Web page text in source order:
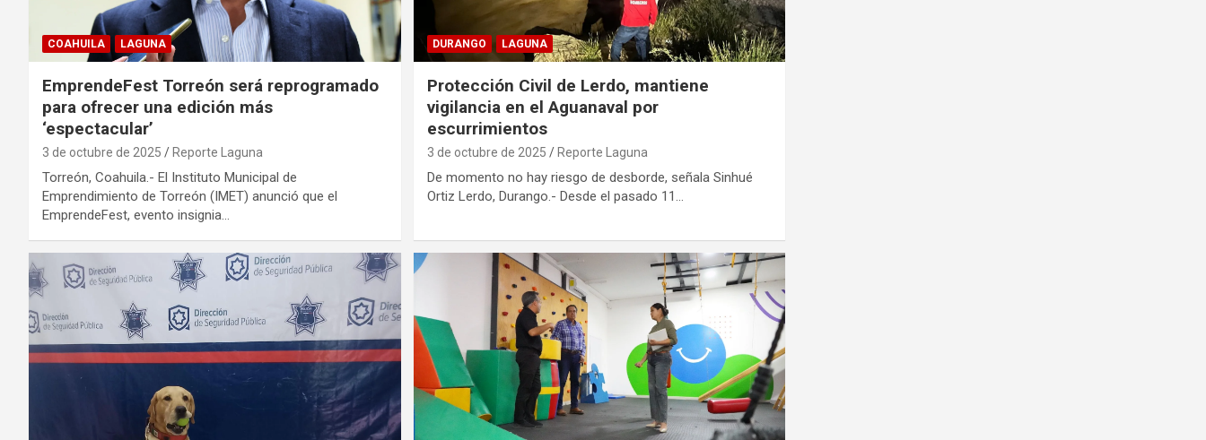
COAHUILA LAGUNA
EmprendeFest Torreón será reprogramado
para ofrecer una edición más
‘espectacular’
3 de octubre de 2025 Reporte Laguna
Torreón, Coahuila.- El Instituto Municipal de
Emprendimiento de Torreón (IMET) anunció que el
EmprendeFest, evento insignia…
DURANGO LAGUNA
Protección Civil de Lerdo, mantiene
vigilancia en el Aguanaval por
escurrimientos
3 de octubre de 2025 Reporte Laguna
De momento no hay riesgo de desborde, señala Sinhué
Ortiz Lerdo, Durango.- Desde el pasado 11…